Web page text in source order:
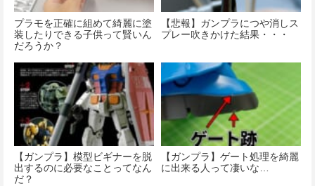
プラモを正確に組めて綺麗に塗
装したりできる子供って賢いん
だろうか？
【悲報】ガンプラにつや消しス
プレー吹きかけた結果・・・
【ガンプラ】模型ビギナーを脱
出するのに必要なことってなん
だ？
【ガンプラ】ゲート処理を綺麗
に出来る人って凄いな…